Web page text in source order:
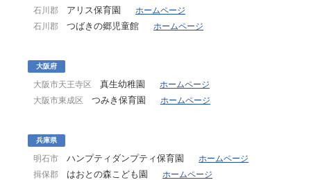
石川郡 アリス保育園
ホームページ
石川郡
つばきの郷児童館 ホームページ
大阪府
大阪市天王寺区 真生幼稚園
ホームページ
大阪市東成区
つみき保育園 ホームページ
兵庫県
明石市 ハンプティダンプティ保育園
ホームページ
揖保郡
はおとの森こども園
ホームページ